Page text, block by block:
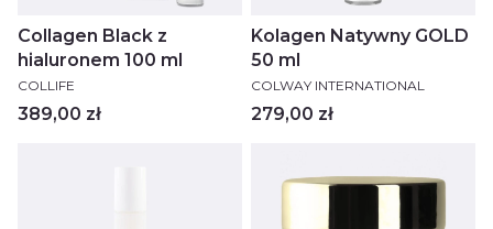
Collagen Black z
hialuronem 100 ml
PRODUCENT
COLLIFE
Cena
389,00 zł
Kolagen Natywny GOLD
50 ml
PRODUCENT
COLWAY INTERNATIONAL
Cena
279,00 zł